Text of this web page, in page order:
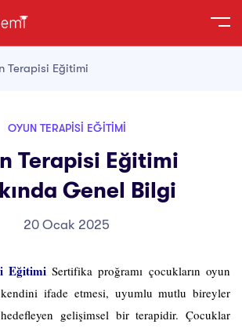
Terapisi Eğitimi
OYUN TERAPISI EĞITIMI
Terapisi Eğitimi
Genel Bilgi
20 Ocak 2025
EğitimiSertifika proğramı çocukların oyun
ifade etmesi, uyumlu mutlu bireyler
hedefleyen gelişimsel bir terapidir. Çocuklar